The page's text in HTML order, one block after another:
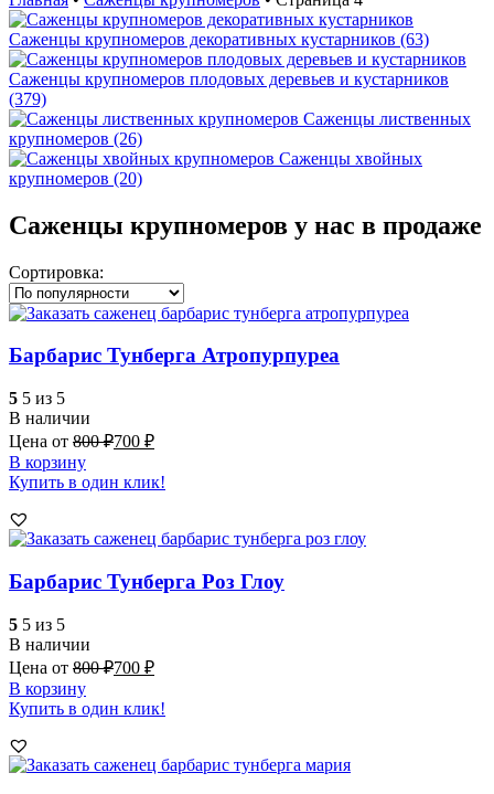
Саженцы крупномеров декоративных кустарников (63)
Саженцы крупномеров плодовых деревьев и кустарников
(379)
Саженцы лиственных
крупномеров (26)
Саженцы хвойных
крупномеров (20)
Саженцы крупномеров у нас в продаже
Сортировка:
Барбарис Тунберга Атропурпуреа
5 5 из 5
В наличии
Цена от 800₽700 ₽
В корзину
Купить в один клик!
Барбарис Тунберга Роз Глоу
5 5 из 5
В наличии
Цена от 800₽700 ₽
В корзину
Купить в один клик!